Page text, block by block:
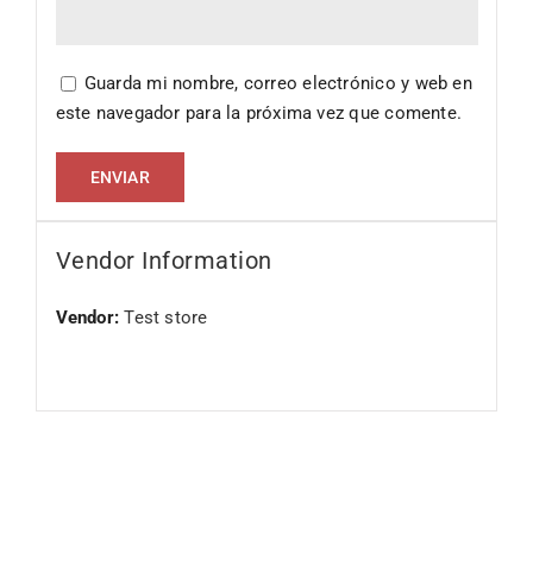
Guarda mi nombre, correo electrónico y web en
este navegador para la próxima vez que comente.
Vendor Information
Vendor:Test store